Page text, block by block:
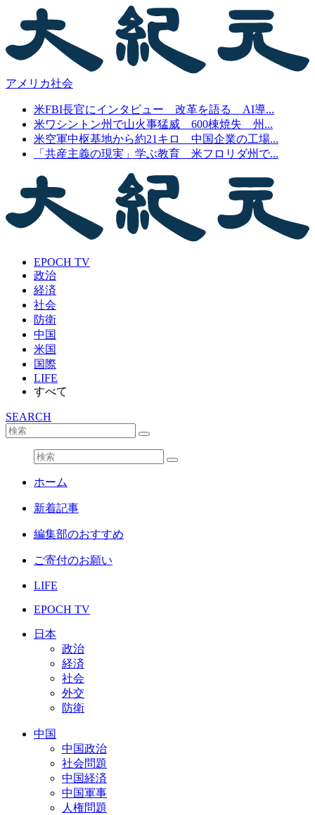
アメリカ社会
米FBI長官にインタビュー 改革を語る AI導...
米ワシントン州で山火事猛威 600棟焼失 州...
米空軍中枢基地から約21キロ 中国企業の工場...
「共産主義の現実」学ぶ教育 米フロリダ州で...
EPOCH TV
政治
経済
社会
防衛
中国
米国
国際
LIFE
すべて
SEARCH
ホーム
新着記事
編集部のおすすめ
ご寄付のお願い
LIFE
EPOCH TV
日本
政治
経済
社会
外交
防衛
中国
中国政治
社会問題
中国経済
中国軍事
人権問題